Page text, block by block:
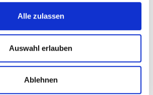
Alle zulassen
Auswahl erlauben
Ablehnen
1.800 Metern Länge.
von Buenos Aires liegt in der Provinz
verbindet die Touristenstadt mit der